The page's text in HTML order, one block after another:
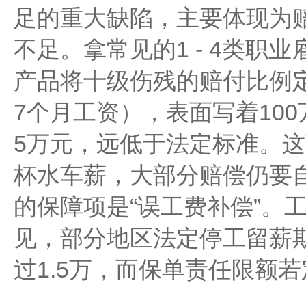
足的重大缺陷，主要体现为
不足。拿常见的1 - 4类职业
产品将十级伤残的赔付比例
7个月工资），表面写着
5万元，远低于法定标准。
杯水车薪，大部分赔偿仍要
的保障项是“误工费补偿”。
见，部分地区法定停工留
过1.5万，而保单责任限额